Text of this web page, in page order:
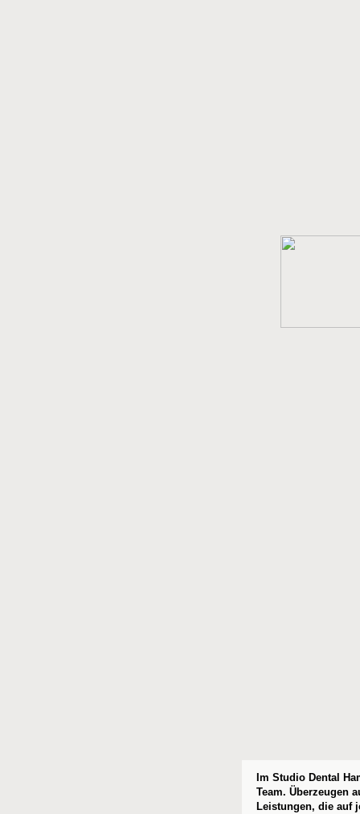
Im Studio Dental
Team. Überzeugen
Leistungen, die auf